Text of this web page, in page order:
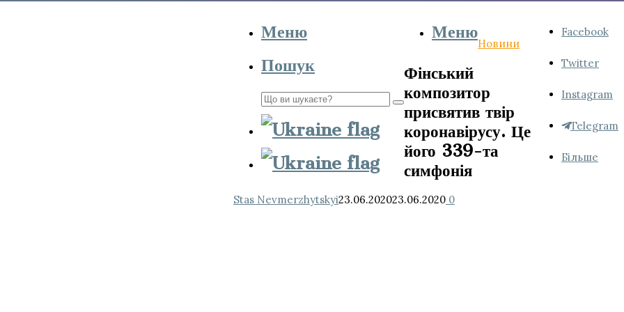
Меню
Пошук
Пошук
для:
Підпишись
на
нас:
Facebook
Twitter
Instagram
Telegram
Більше
Меню
Новини
Фінський
композитор
присвятив твір
коронавірусу. Це
його 339-та
симфонія
Stas Nevmerzhytskyi23.06.202023.06.2020 0